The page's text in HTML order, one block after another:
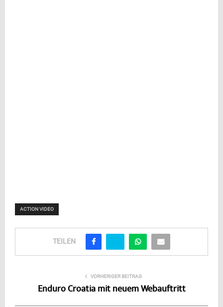
ACTION VIDEO
TEILEN
VORHERIGER BEITRAG
Enduro Croatia mit neuem Webauftritt